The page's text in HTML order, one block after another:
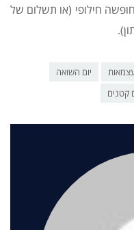
חופשה חילופי (או תשלום של
יום השואה
קטנים